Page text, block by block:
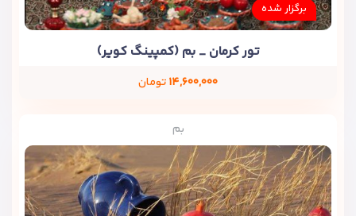
برگزار شده
تور کرمان _ بم (کمپینگ کویر)
۱۴,۶۰۰,۰۰۰تومان
بم